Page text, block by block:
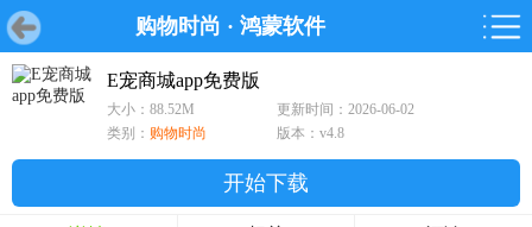
购物时尚 · 鸿蒙软件
首页 游戏 软件
首页 游戏 软件 鸿蒙
游戏
鸿蒙
软件
专题
E宠商城app免费版
大小：88.52M
更新时间：2026-06-02
类别： 购物时尚 版本：v4.8
开始下载